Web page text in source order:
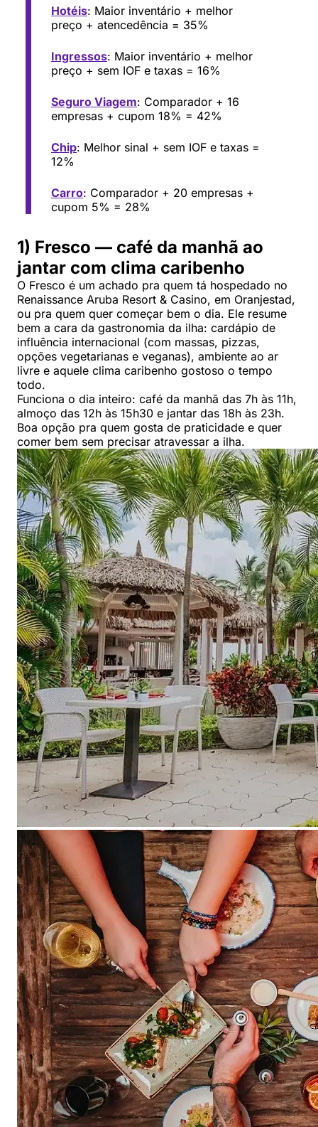
Hotéis: Maior inventário + melhor
preço + atencedência = 35%
Ingressos: Maior inventário + melhor
preço + sem IOF e taxas = 16%
Seguro Viagem: Comparador + 16
empresas + cupom 18% = 42%
Chip: Melhor sinal + sem IOF e taxas =
12%
Carro: Comparador + 20 empresas +
cupom 5% = 28%
1) Fresco — café da manhã ao
jantar com clima caribenho
O Fresco é um achado pra quem tá hospedado no
Renaissance Aruba Resort & Casino, em Oranjestad,
ou pra quem quer começar bem o dia. Ele resume
bem a cara da gastronomia da ilha: cardápio de
influência internacional (com massas, pizzas,
opções vegetarianas e veganas), ambiente ao ar
livre e aquele clima caribenho gostoso o tempo
todo.
Funciona o dia inteiro: café da manhã das 7h às 11h,
almoço das 12h às 15h30 e jantar das 18h às 23h.
Boa opção pra quem gosta de praticidade e quer
comer bem sem precisar atravessar a ilha.